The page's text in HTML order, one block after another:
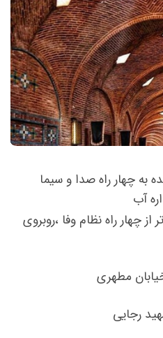
به چهار راه صدا و سيما
آب
از چهار راه نظام وفا ،روبروي
مطهری
رجایی